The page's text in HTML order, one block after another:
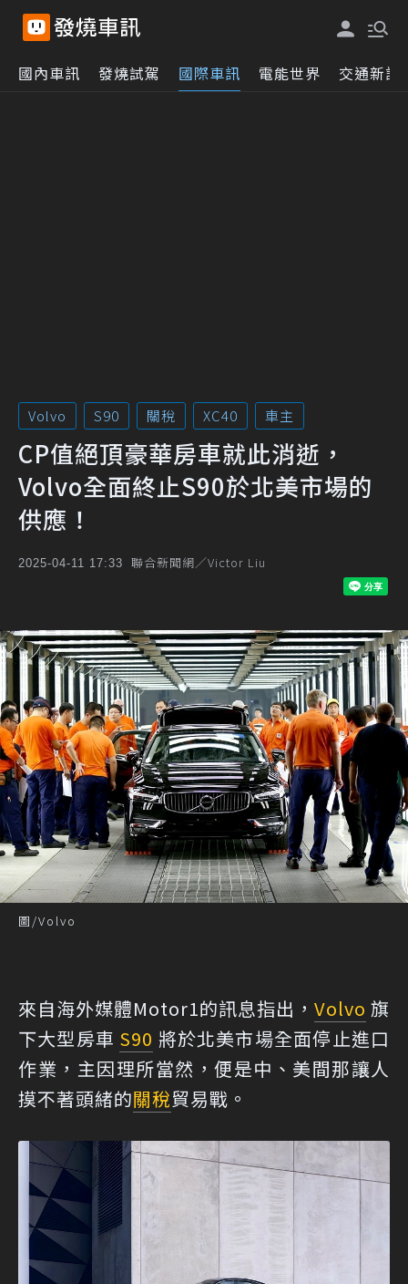
國內車訊 發燒試駕 國際車訊 電能世界 交通新訊
Volvo S90 關稅 XC40 車主
CP值絕頂豪華房車就此消逝，
Volvo全面終止S90於北美市場的
供應！
2025-04-11 17:33 聯合新聞網／Victor Liu
圖/Volvo
來自海外媒體Motor1的訊息指出， Volvo 旗
下大型房車 S90 將於北美市場全面停止進口
作業，主因理所當然，便是中、美間那讓人
摸不著頭緒的關稅貿易戰。